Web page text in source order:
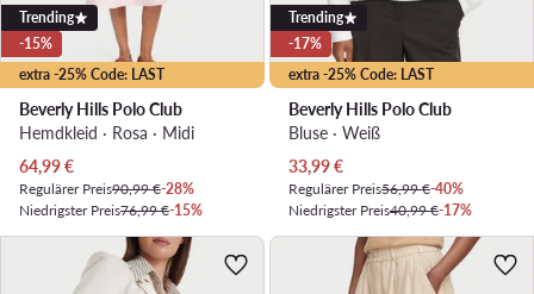
extra -25% Code: LAST
Trending
-15%
Beverly Hills Polo Club
Hemdkleid · Rosa · Midi
Aktueller Preis
64,99€
Regulärer Preis90,99 €-28%
Niedrigster Preis76,99 €-15%
extra -25% Code: LAST
Trending
-17%
Beverly Hills Polo Club
Bluse · Weiß
Aktueller Preis
33,99€
Regulärer Preis56,99 €-40%
Niedrigster Preis40,99 €-17%